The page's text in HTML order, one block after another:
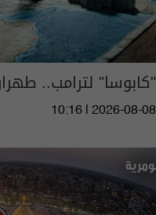
"كابوسا" لترامب..
10:16 | 2026-08-08